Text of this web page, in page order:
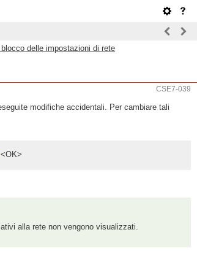
delle impostazioni di rete
CSE7-039
modifiche accidentali. Per cambiare tali
<OK>
alla rete non vengono visualizzati.